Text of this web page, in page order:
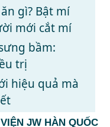
gì? Bật mí
mới cắt mí
bầm:
trị
hiệu quả mà
JW HÀN QUỐC